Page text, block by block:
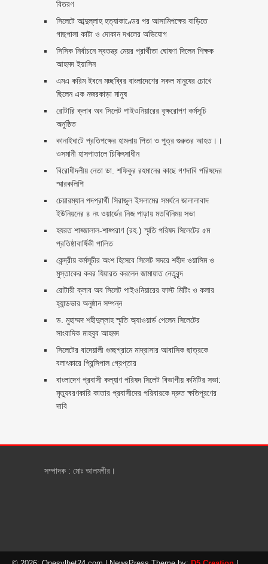
বিতরণ ‎ ‎
সিলেটে আব্দুল্লাহ হত্যাকাণ্ডের পর আসামিপক্ষের বাড়িতে
গাছপালা কাটা ও দোকান দখলের অভিযোগ
সিসিক নির্বাচনে স্বতন্ত্র মেয়র প্রার্থীতা ঘোষণা দিলেন শিক্ষক
আহমদ ইয়াসিন
এমএ করিম ইবনে মচ্ছব্বির বাংলাদেশের সকল মানুষের চোখে
ছিলেন এক নজরকাড়া মানুষ ‎
রোটারি ক্লাব অব সিলেট পাইওনিয়ারের বৃক্ষরোপণ কর্মসূচি
অনুষ্ঠিত
কানাইঘাটে প্রতিপক্ষের হামলায় পিতা ও পুত্র গুরুতর আহত।।
ওসমানী হাসপাতালে চিকিৎসাধীন
বিরোধীদলীয় নেতা ডা. শফিকুর রহমানের কাছে গণদাবি পরিষদের
স্মারকলিপি ‎
চেয়ারম্যান পদপ্রার্থী সিরাজুল ইসলামের সমর্থনে জালালাবাদ
ইউনিয়নের ৪ নং ওয়ার্ডের নিজ পাড়ায় মতবিনিময় সভা
হযরত শাহ্জালাল-শাহ্পরাণ (রহ.) স্মৃতি পরিষদ সিলেটের ৫ম
প্রতিষ্ঠাবার্ষিকী পালিত ‎​
কেন্দ্রীয় কর্মসূচীর অংশ হিসেবে সিলেট সদরে শহীদ ওয়াসিম ও
মুস্তাকের কবর যিয়ারত করলেন জামায়াত নেতৃবৃন্দ ‎
রোটারী ক্লাব অব সিলেট পাইওনিয়ারের ফাস্ট মিটিং ও কলার
হ্যান্ডভার অনুষ্ঠান সম্পন্ন
ড. মুহাম্মদ শহীদুল্লাহ স্মৃতি অ্যাওয়ার্ড পেলেন সিলেটের
সাংবাদিক মাহবুব আহমদ
সিলেটের বাদেয়ালী গুচ্ছগ্রামে মাদ্রাসার আবাসিক ছাত্রকে
বলাৎকারে প্রিন্সিপাল গ্রেপ্তার ‎
বাংলাদেশ প্রবাসী কল্যাণ পরিষদ সিলেট বিভাগীয় কমিটির সভা:
মৃত্যুবরণকারি কাতার প্রবাসীদের পরিবারকে দ্রুত ক্ষতিপূরণের
দাবি
সম্পাদক : মোঃ আলমগীর।